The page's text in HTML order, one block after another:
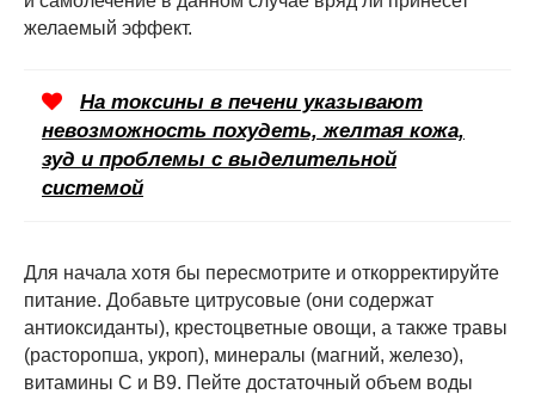
желаемый эффект.
На токсины в печени указывают
невозможность похудеть, желтая кожа,
зуд и проблемы с выделительной
системой
Для начала хотя бы пересмотрите и откорректируйте
питание. Добавьте цитрусовые (они содержат
антиоксиданты), крестоцветные овощи, а также травы
(расторопша, укроп), минералы (магний, железо),
витамины С и В9. Пейте достаточный объем воды